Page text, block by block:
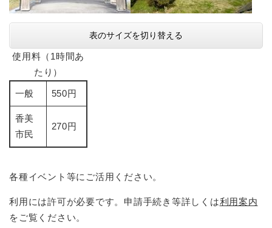
表のサイズを切り替える
使用料（1時間あ
たり）
一般 550円
香美
市民
270円
各種イベント等にご活用ください。
利用には許可が必要です。申請手続き等詳しくは利用案内
をご覧ください。